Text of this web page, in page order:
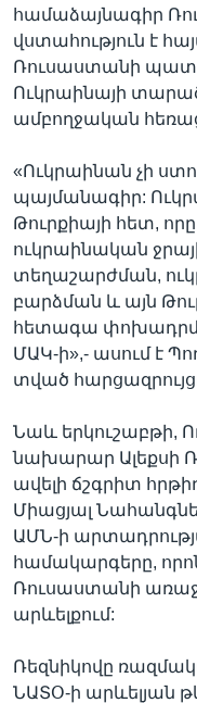
համաձայնագիր
վստահություն է
Ռուսաստանի
Ուկրաինայի
ամբողջական
«Ուկրաինան չի
պայմանագիր:
Թուրքիայի հետ,
ուկրաինական
տեղաշարժման,
բարձման և այն
հետագա
ՄԱԿ-ի»,- ասում է
տված
Նաև երկուշաբթի,
նախարար Ալեքսի
ավելի ճշգրիտ
Միացյալ
ԱՄՆ-ի
համակարգերը,
Ռուսաստանի
արևելքում:
Ռեզնիկովը
ՆԱՏՕ-ի արևելյան